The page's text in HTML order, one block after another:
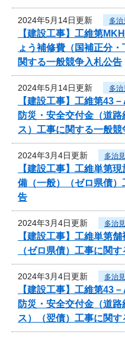
2024年5月14日更新 多
【建設工事】工維第
ょう補修費（国補正分
関する一般競争入札公告
2024年5月14日更新 多
【建設工事】工維第
防災・安全交付金（道
ス）工事に関する一般
2024年3月4日更新 多治
【建設工事】工維単
備（一般）（ゼロ県債
告
2024年3月4日更新 多治
【建設工事】工維単
（ゼロ県債）工事に関
2024年3月4日更新 多治
【建設工事】工維第
防災・安全交付金（道
ス）（翌債）工事に関